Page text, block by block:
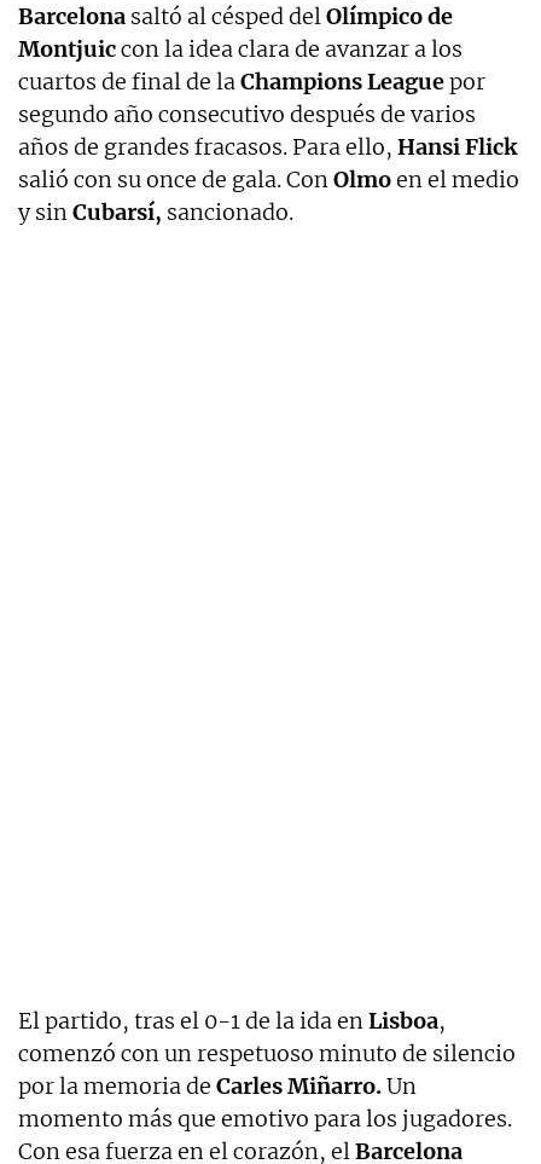
Barcelona saltó al césped delOlímpico de
Montjuiccon la idea clara de avanzar a los
cuartos de final de laChampions Leaguepor
segundo año consecutivo después de varios
años de grandes fracasos. Para ello, Hansi Flick
salió con su once de gala. ConOlmoen el medio
y sinCubarsí, sancionado.
El partido, tras el 0-1 de la ida enLisboa,
comenzó con un respetuoso minuto de silencio
por la memoria de Carles Miñarro.Un
momento más que emotivo para los jugadores.
Con esa fuerza en el corazón, elBarcelona